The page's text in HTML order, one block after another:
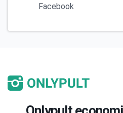
Facebook